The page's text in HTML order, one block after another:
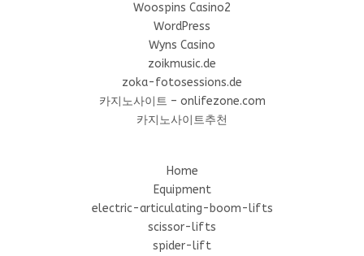
Woospins Casino2
WordPress
Wyns Casino
zoikmusic.de
zoka-fotosessions.de
카지노사이트 – onlifezone.com
카지노사이트추천
Home
Equipment
electric-articulating-boom-lifts
scissor-lifts
spider-lift